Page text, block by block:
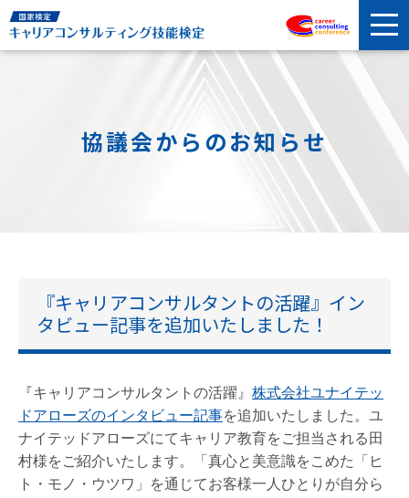
協議会からのお知らせ
『キャリアコンサルタントの活躍』イン
タビュー記事を追加いたしました！
『キャリアコンサルタントの活躍』 株式会社ユナイテッ
ドアローズのインタビュー記事を追加いたしました。ユ
ナイテッドアローズにてキャリア教育をご担当される田
村様をご紹介いたします。「真心と美意識をこめた「ヒ
ト・モノ・ウツワ」を通じてお客様一人ひとりが自分ら